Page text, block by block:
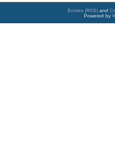
Entries (RSS) and
Powered by